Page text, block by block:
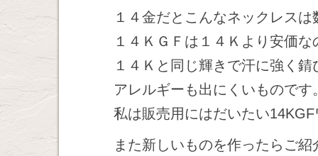
１４金だとこんなネックレス
１４ＫＧＦは１４Ｋより安価な
１４Ｋと同じ輝きで汗に強く錆
アレルギーも出にくいものです
私は販売用にはだいたい
また新しいものを作ったらご紹